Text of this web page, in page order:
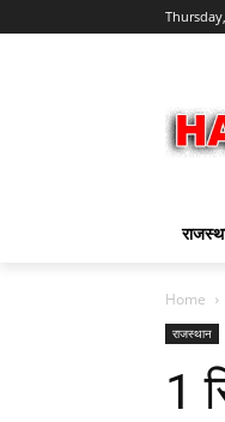
Home
राजस्थान
1